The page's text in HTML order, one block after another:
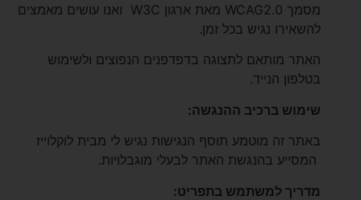
מסמך WCAG2.0 מאת ארגון W3C ואנו עושים מאמצים
להשאירו נגיש בכל זמן.
האתר מותאם לתצוגה בדפדפנים הנפוצים ולשימוש
בטלפון הנייד.
שימוש ברכיב ההנגשה:
באתר זה מוטמע תוסף הנגישות נגיש לי מבית לוקלוייז
המסייע בהנגשת האתר לבעלי מוגבלויות.
מדריך למשתמש בתפריט: